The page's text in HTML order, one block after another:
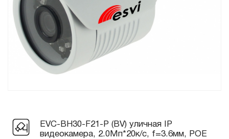
EVC-BH30-F21-P (BV) уличная IP
видеокамера, 2.0Мп*20к/с, f=3.6мм, POE